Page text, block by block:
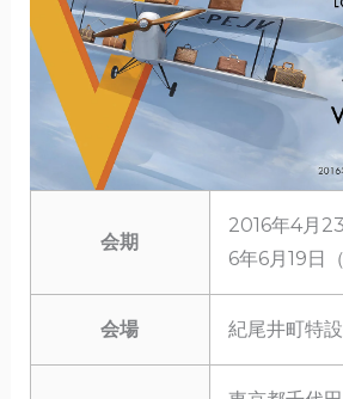
会期
2016年4月
6年6月19日（
会場 紀尾井町特